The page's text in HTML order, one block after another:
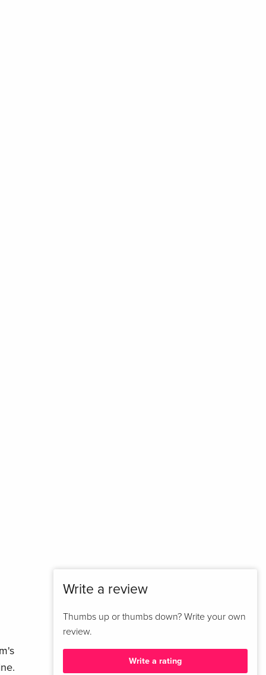
Write a review
Thumbs up or thumbs down? Write your own
review.
Write a rating